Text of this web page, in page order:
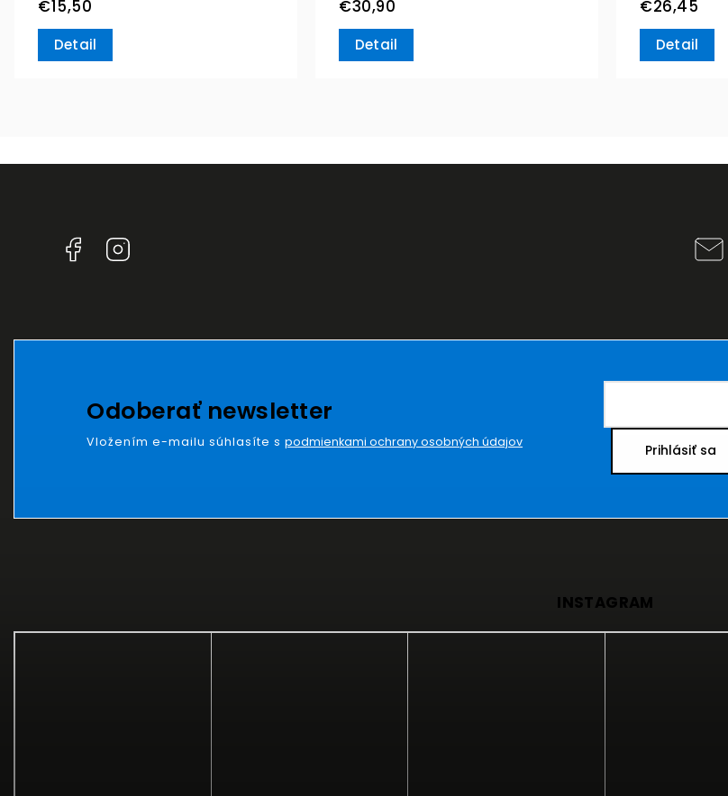
€15,50
Detail
€30,90
Detail
€26,45
Detail
Facebook
Odoberať newsletter
Vložením e-mailu súhlasíte s podmienkami ochrany osobných údajov Prihlásiť sa
INSTAGRAM